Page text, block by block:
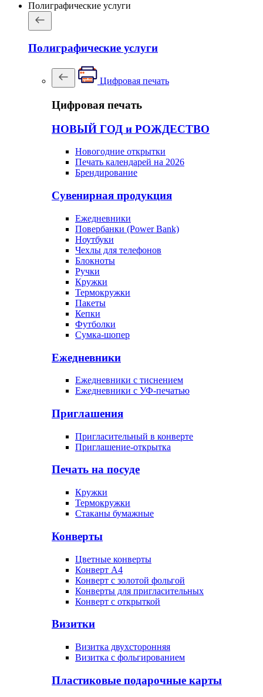
Полиграфические услуги
Полиграфические услуги
Цифровая печать
Цифровая печать
НОВЫЙ ГОД и РОЖДЕСТВО
Новогодние открытки
Печать календарей на 2026
Брендирование
Сувенирная продукция
Ежедневники
Повербанки (Power Bank)
Ноутбуки
Чехлы для телефонов
Блокноты
Ручки
Кружки
Термокружки
Пакеты
Кепки
Футболки
Сумка-шопер
Ежедневники
Ежедневники с тиснением
Ежедневники с УФ-печатью
Приглашения
Пригласительный в конверте
Приглашение-открытка
Печать на посуде
Кружки
Термокружки
Стаканы бумажные
Конверты
Цветные конверты
Конверт А4
Конверт с золотой фольгой
Конверты для пригласительных
Конверт с открыткой
Визитки
Визитка двухсторонняя
Визитка с фольгированием
Пластиковые подарочные карты